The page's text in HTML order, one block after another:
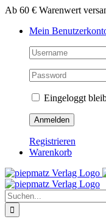
Zum
springen
Ab 60 € Warenwert
Mein
Eingeloggt
Registrieren
Warenkorb
Suche
nach: